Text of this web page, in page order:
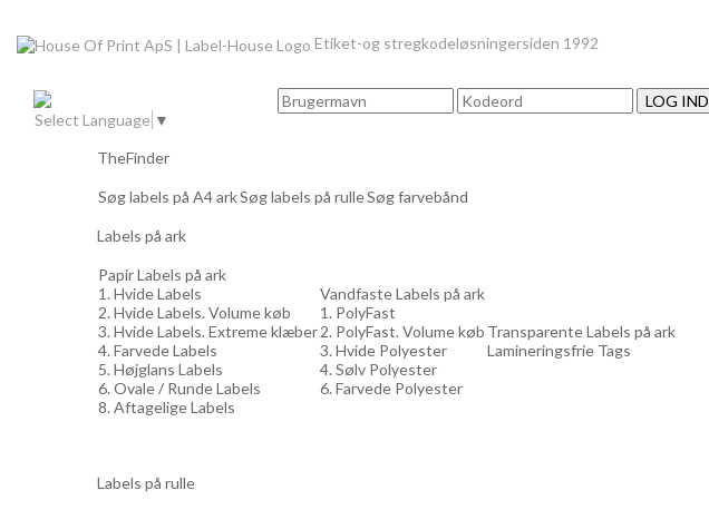
Etiket-og stregkodeløsningersiden 1992
Select Language ▼
LOG IND
TheFinder
Søg labels på A4 arkSøg labels på rulleSøg farvebånd
Labels på ark
Papir Labels på ark
1. Hvide Labels
2. Hvide Labels. Volume køb
3. Hvide Labels. Extreme klæber
4. Farvede Labels
5. Højglans Labels
6. Ovale / Runde Labels
8. Aftagelige Labels
Vandfaste Labels på ark
1. PolyFast
2. PolyFast. Volume køb
3. Hvide Polyester
4. Sølv Polyester
6. Farvede Polyester
Transparente Labels på ark
Lamineringsfrie Tags
Labels på rulle